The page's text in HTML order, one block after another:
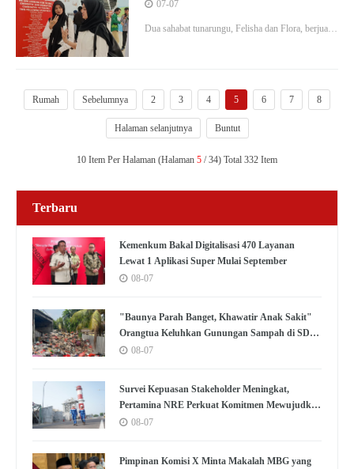
07-07
Dua sahabat tunarungu, Felisha dan Flora, berjuang
bukanlah penghalang meraih impian.
Rumah
Sebelumnya 2 3 4 5 6 7 8
Halaman selanjutnya Buntut
10 Item Per Halaman (Halaman 5 / 34) Total 332 Item
Terbaru
Kemenkum Bakal Digitalisasi 470 Layanan
Lewat 1 Aplikasi Super Mulai September
08-07
"Baunya Parah Banget, Khawatir Anak Sakit"
Orangtua Keluhkan Gunungan Sampah di SDN
Kedaung Kali Angke
08-07
Survei Kepuasan Stakeholder Meningkat,
Pertamina NRE Perkuat Komitmen Mewujudkan
Transisi Energi Berkelanjutan
08-07
Pimpinan Komisi X Minta Makalah MBG yang